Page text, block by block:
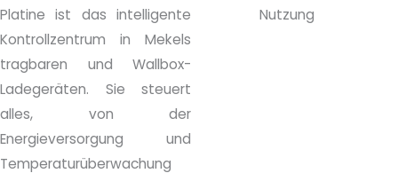
Platine ist das intelligente
Kontrollzentrum in Mekels
tragbaren und Wallbox-
Ladegeräten. Sie steuert
alles, von der
Energieversorgung und
Temperaturüberwachung